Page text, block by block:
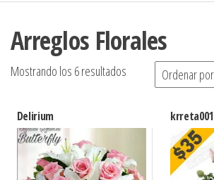
Arreglos Florales
Mostrando los 6 resultados Ordenado
popularidad
Delirium krreta001